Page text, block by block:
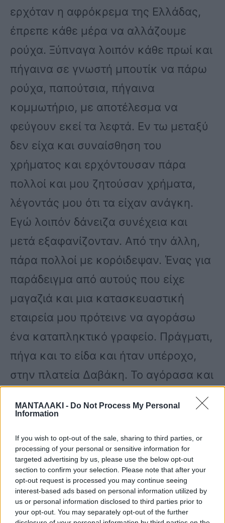
ΜΑΝΤΑΛΑΚΙ - Do Not Process My Personal
Information
If you wish to opt-out of the sale, sharing to third parties, or
processing of your personal or sensitive information for
targeted advertising by us, please use the below opt-out
section to confirm your selection. Please note that after your
opt-out request is processed you may continue seeing
interest-based ads based on personal information utilized by
us or personal information disclosed to third parties prior to
your opt-out. You may separately opt-out of the further
ερχόταν η αφρόκρεμα της Ελλάδας,
έπρεπε κάθε μέρα να αλλάζουμε
ρούχα. Ξύπναγα λοιπόν κάθε πρωί και
πήγαινα σε γνωστή μπουτίκ να πάρω
ρούχα, παπούτσια, πήγαινα
κομμωτήριο, με αποτέλεσμα να
φεύγουν εκεί τα λεφτά. Εν τω μεταξύ
δεν είχα και συναίσθηση του
χρήματος και ερχόντουσαν πάρα
πολλοί και μου ζητούσαν χρήματα,
λέγοντάς μου ότι τα είχαν ανάγκη.
Εγώ λοιπόν δάνειζα συνέχεια και
μετά εξαφανίζονταν. Από την άλλη,
πάρα πολλοί με κορόιδεψαν. Ένας για
παράδειγμα από αυτούς που είχε
μαγαζιά και μια κατασκευαστική
εταιρεία μου πρότεινε να αγοράσω
ένα καταπληκτικό γραφείο. Πράγματι,
πήγα και το είδα και ήταν υπέροχο,
στην πλατεία Δαβάκη. Το αγόρασα και
παρατήσει. Κάποια στιγμή με πήραν
τηλέφωνο να πάω γιατί είχαν μπει
μέσα άλλοι. Χτύπησα την πόρτα και
μου είπε ένας πως δεν είναι δικό σας,
αλλά της Πίτσας Παπαδοπούλου. Μου
πήραν 1.300.000 δραχμές το 1975 που